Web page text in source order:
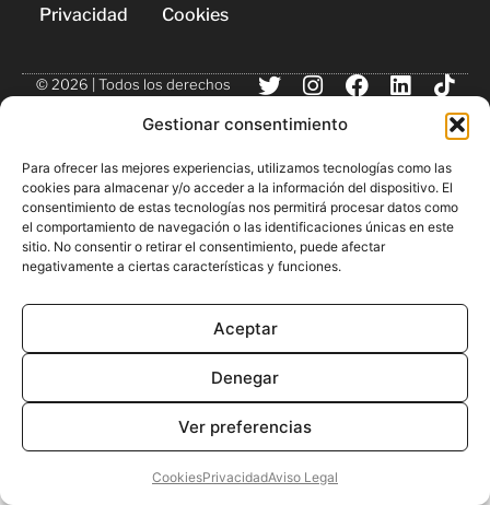
Gestionar consentimiento
Para ofrecer las mejores experiencias, utilizamos tecnologías como las
cookies para almacenar y/o acceder a la información del dispositivo. El
consentimiento de estas tecnologías nos permitirá procesar datos como
el comportamiento de navegación o las identificaciones únicas en este
sitio. No consentir o retirar el consentimiento, puede afectar
negativamente a ciertas características y funciones.
Aceptar
Denegar
Ver preferencias
CookiesPrivacidadAviso Legal
Privacidad Cookies
© 2026 | Todos los derechos